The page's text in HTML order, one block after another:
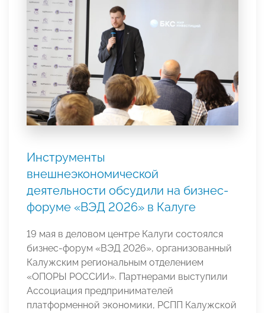
Инструменты
внешнеэкономической
деятельности обсудили на бизнес-
форуме «ВЭД 2026» в Калуге
19 мая в деловом центре Калуги состоялся
бизнес-форум «ВЭД 2026», организованный
Калужским региональным отделением
«ОПОРЫ РОССИИ». Партнерами выступили
Ассоциация предпринимателей
платформенной экономики, РСПП Калужской